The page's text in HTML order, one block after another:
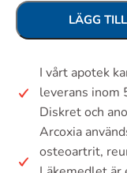
LÄGG
I vårt apotek
leverans inom
Diskret och
Arcoxia
osteoartrit,